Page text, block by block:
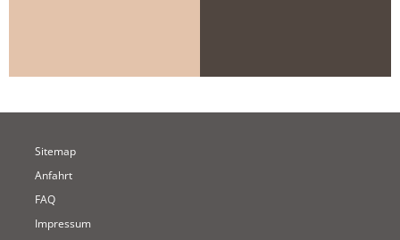
Sitemap
Anfahrt
FAQ
Impressum